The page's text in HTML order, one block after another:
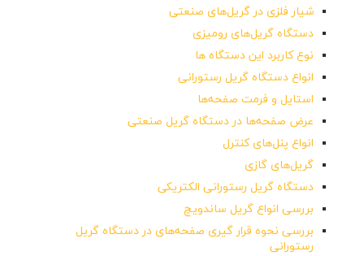
شیار فلزی در گریل‌های صنعتی
دستگاه گریل‌های رومیزی
نوع کاربرد این دستگاه ها
انواع دستگاه گریل رستورانی
استایل و فرمت صفحه‌ها
عرض صفحه‌ها در دستگاه گریل صنعتی
انواع پنل‌های کنترل
گریل‌های گازی
دستگاه گریل رستورانی الکتریکی
بررسی انواع گریل ساندویچ
بررسی نحوه قرار گیری صفحه‌های در دستگاه گریل
رستورانی